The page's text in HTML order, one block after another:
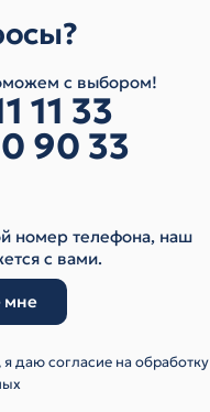
с выбором!
11 33
90 33
номер телефона, наш
с вами.
мне
даю согласие на обработку